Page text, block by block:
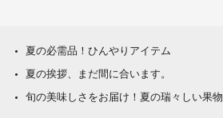
夏の必需品！ひんやりアイテム
夏の挨拶、まだ間に合います。
旬の美味しさをお届け！夏の瑞々しい果物